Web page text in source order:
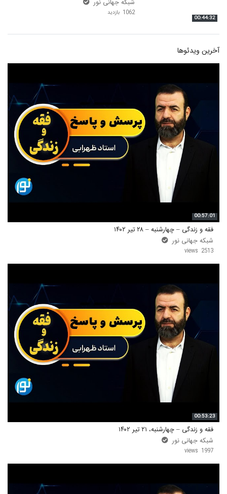
00:44:32
شبکه جهانی نور
1062 بازدید
آخرین ویدئوها
00:57:01
فقه و زندگی – چهارشنبه – ۲۸ تیر ۱۴۰۲
شبکه جهانی نور
2513 views
00:53:23
فقه و زندگی – چهارشنبه، ۲۱ تیر ۱۴۰۲
شبکه جهانی نور
1997 views